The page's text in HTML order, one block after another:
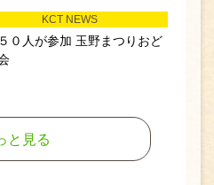
KCT NEWS
０人が参加 玉野まつりおど
と見る